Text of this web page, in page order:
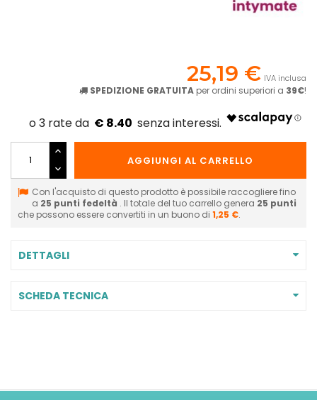
25,19 € IVA inclusa
SPEDIZIONE GRATUITA per ordini superiori a 39€!
€ 8.40
AGGIUNGI AL CARRELLO
Con l'acquisto di questo prodotto è possibile raccogliere fino
a 25 punti fedeltà . Il totale del tuo carrello genera 25 punti
che possono essere convertiti in un buono di 1,25 €.
DETTAGLI
SCHEDA TECNICA